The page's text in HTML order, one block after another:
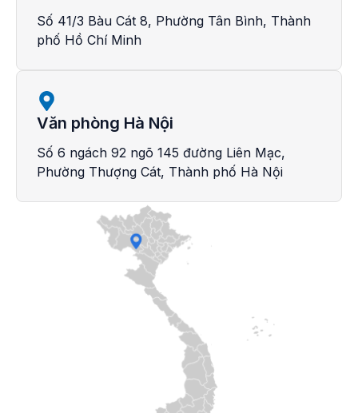
Số 41/3 Bàu Cát 8, Phường Tân Bình, Thành
phố Hồ Chí Minh
Văn phòng Hà Nội
Số 6 ngách 92 ngõ 145 đường Liên Mạc,
Phường Thượng Cát, Thành phố Hà Nội